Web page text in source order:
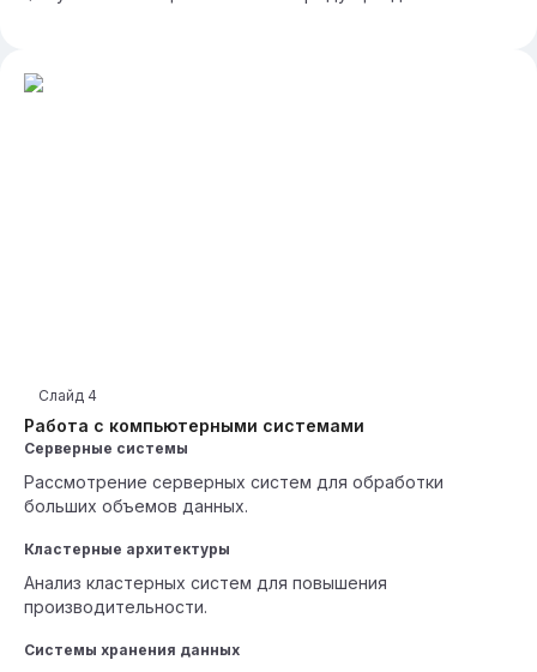
Работа с компьютерными системами
Слайд 4
Серверные системы
Рассмотрение серверных систем для обработки
больших объемов данных.
Кластерные архитектуры
Анализ кластерных систем для повышения
производительности.
Системы хранения данных